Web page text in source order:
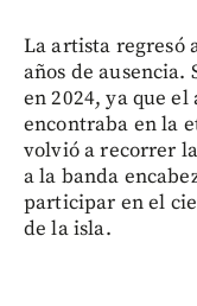
La artista regresó
años de
en 2024, ya que el
encontraba en la
volvió a recorrer
a la banda
participar en el
de la isla.